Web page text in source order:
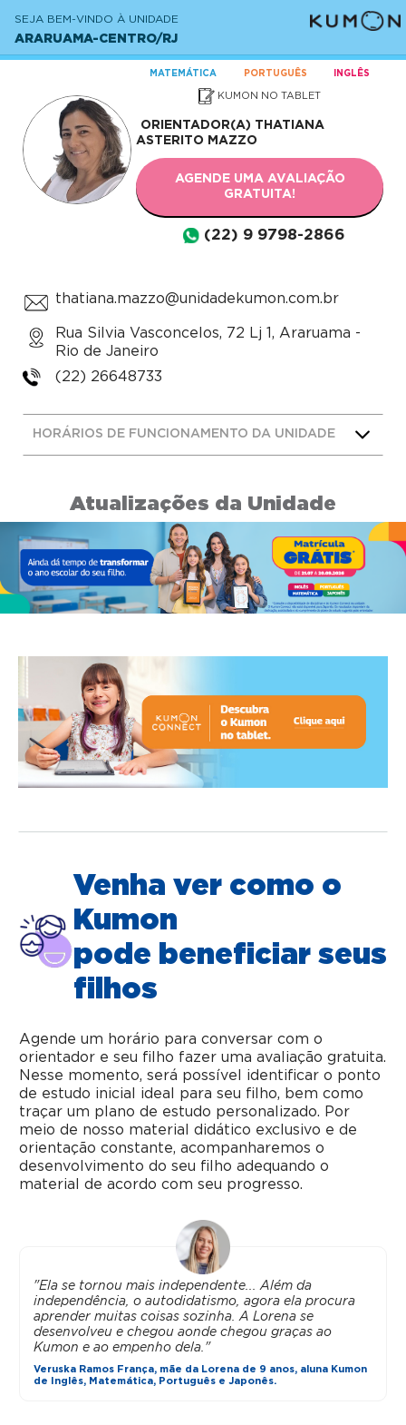
SEJA BEM-VINDO À UNIDADE
ARARUAMA-CENTRO/RJ
MATEMÁTICA PORTUGUÊS INGLÊS
KUMON NO TABLET
ORIENTADOR(A) THATIANA
ASTERITO MAZZO
AGENDE UMA AVALIAÇÃO
GRATUITA!
(22) 9 9798-2866
thatiana.mazzo@unidadekumon.com.br
Rua Silvia Vasconcelos, 72 Lj 1, Araruama -
Rio de Janeiro
(22) 26648733
HORÁRIOS DE FUNCIONAMENTO DA UNIDADE
Atualizações da Unidade
Venha ver como o
Kumon
pode beneficiar seus
filhos
Agende um horário para conversar com o
orientador e seu filho fazer uma avaliação gratuita.
Nesse momento, será possível identificar o ponto
de estudo inicial ideal para seu filho, bem como
traçar um plano de estudo personalizado. Por
meio de nosso material didático exclusivo e de
orientação constante, acompanharemos o
desenvolvimento do seu filho adequando o
material de acordo com seu progresso.
"Ela se tornou mais independente... Além da
independência, o autodidatismo, agora ela procura
aprender muitas coisas sozinha. A Lorena se
desenvolveu e chegou aonde chegou graças ao
Kumon e ao empenho dela."
Veruska Ramos França, mãe da Lorena de 9 anos, aluna Kumon
de Inglês, Matemática, Português e Japonês.